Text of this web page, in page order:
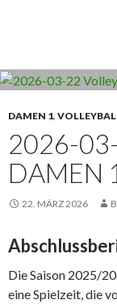
DAMEN 1,
2026-03-
DAMEN
22. MÄRZ 2026
Die Saison 2025/
eine Spielzeit, die